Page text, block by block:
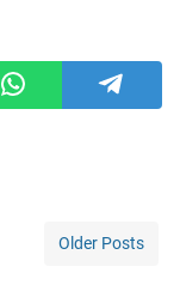
Older Posts